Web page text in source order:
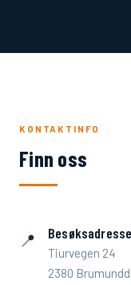
KONTAKTINFO
Finn oss
📍 Besøksadresse
Tiurvegen 24
2380